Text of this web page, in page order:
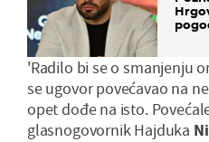
'Radilo bi se o smanjenju
se ugovor povećavao na
opet dođe na isto.
glasnogovornik Hajduka